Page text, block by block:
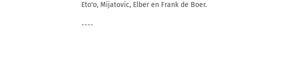
Eto'o, Mijatovic, Elber en Frank de Boer.
----